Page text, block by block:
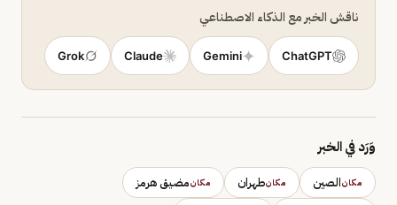
ناقش الخبر مع الذكاء الاصطناعي
ChatGPT
Gemini
Claude
Grok
وَرَد في الخبر
مكانالصين مكانطهران مكانمضيق هرمز